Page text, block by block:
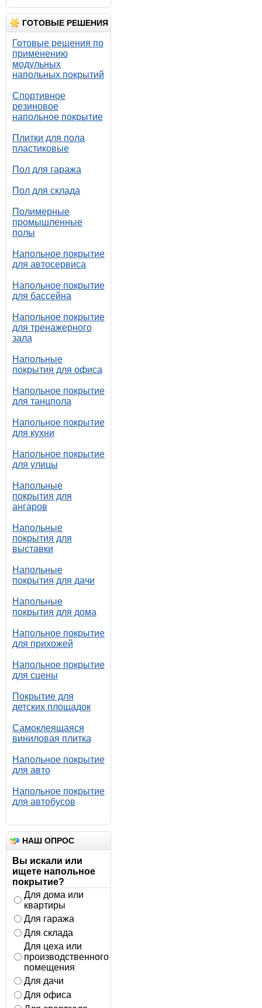
ГОТОВЫЕ РЕШЕНИЯ
Готовые решения по
применению
модульных
напольных покрытий
Спортивное
резиновое
напольное покрытие
Плитки для пола
пластиковые
Пол для гаража
Пол для склада
Полимерные
промышленные
полы
Напольное покрытие
для автосервиса
Напольное покрытие
для бассейна
Напольное покрытие
для тренажерного
зала
Напольные
покрытия для офиса
Напольное покрытие
для танцпола
Напольное покрытие
для кухни
Напольное покрытие
для улицы
Напольные
покрытия для
ангаров
Напольные
покрытия для
выставки
Напольные
покрытия для дачи
Напольные
покрытия для дома
Напольное покрытие
для прихожей
Напольное покрытие
для сцены
Покрытие для
детских площадок
Самоклеящаяся
виниловая плитка
Напольное покрытие
для авто
Напольное покрытие
для автобусов
НАШ ОПРОС
Вы искали или
ищете напольное
покрытие?
Для дома или
квартиры
Для гаража
Для склада
Для цеха или
производственного
помещения
Для дачи
Для офиса